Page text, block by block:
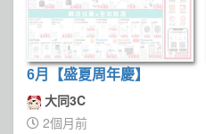
6月【盛夏周年慶】
大同3C
2個月前